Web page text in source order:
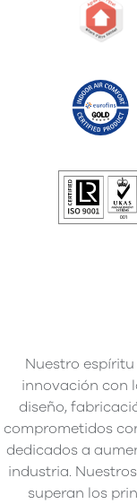
Nuestro
innovación con
diseño,
comprometidos
dedicados a
industria.
superan los